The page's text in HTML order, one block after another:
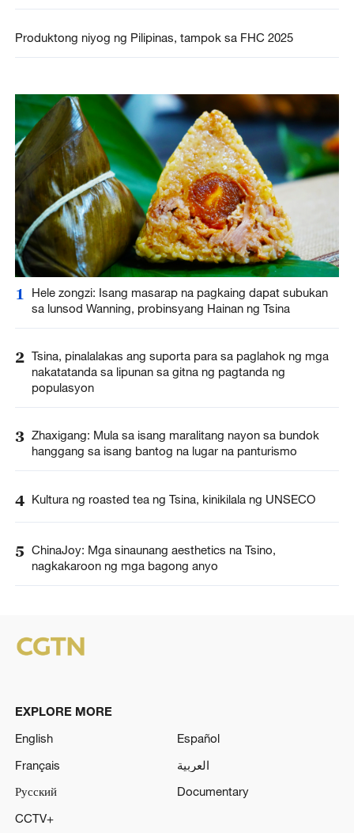
Produktong niyog ng Pilipinas, tampok sa FHC 2025
1
Hele zongzi: Isang masarap na pagkaing dapat subukan
sa lunsod Wanning, probinsyang Hainan ng Tsina
2 Tsina, pinalalakas ang suporta para sa paglahok ng mga
nakatatanda sa lipunan sa gitna ng pagtanda ng
populasyon
3 Zhaxigang: Mula sa isang maralitang nayon sa bundok
hanggang sa isang bantog na lugar na panturismo
4 Kultura ng roasted tea ng Tsina, kinikilala ng UNSECO
5 ChinaJoy: Mga sinaunang aesthetics na Tsino,
nagkakaroon ng mga bagong anyo
EXPLORE MORE
English
Español
Français
العربية
Русский
Documentary
CCTV+